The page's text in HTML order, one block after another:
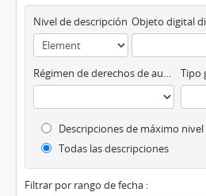
Nivel de descripción
Régimen de derechos de autor Tipo
Descripciones de máximo nivel
Todas las descripciones
Filtrar por rango de fecha :